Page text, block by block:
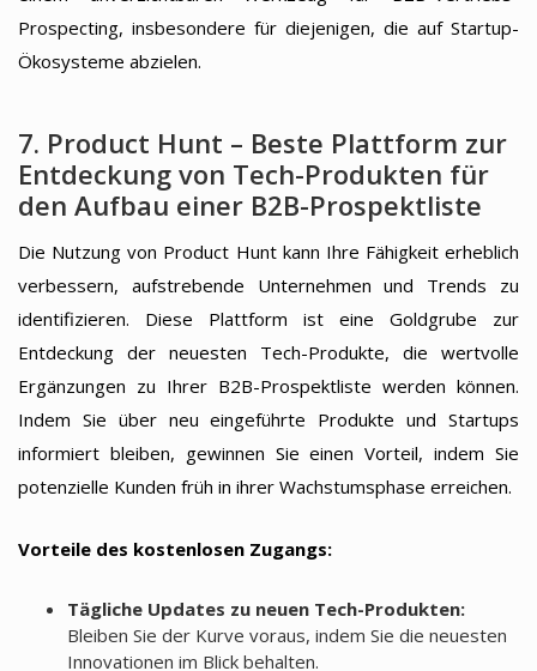
Prospecting, insbesondere für diejenigen, die auf Startup-
Ökosysteme abzielen.
7. Product Hunt – Beste Plattform zur
Entdeckung von Tech-Produkten für
den Aufbau einer B2B-Prospektliste
Die Nutzung von Product Hunt kann Ihre Fähigkeit erheblich
verbessern, aufstrebende Unternehmen und Trends zu
identifizieren. Diese Plattform ist eine Goldgrube zur
Entdeckung der neuesten Tech-Produkte, die wertvolle
Ergänzungen zu Ihrer B2B-Prospektliste werden können.
Indem Sie über neu eingeführte Produkte und Startups
informiert bleiben, gewinnen Sie einen Vorteil, indem Sie
potenzielle Kunden früh in ihrer Wachstumsphase erreichen.
Vorteile des kostenlosen Zugangs:
Tägliche Updates zu neuen Tech-Produkten:
Bleiben Sie der Kurve voraus, indem Sie die neuesten
Innovationen im Blick behalten.